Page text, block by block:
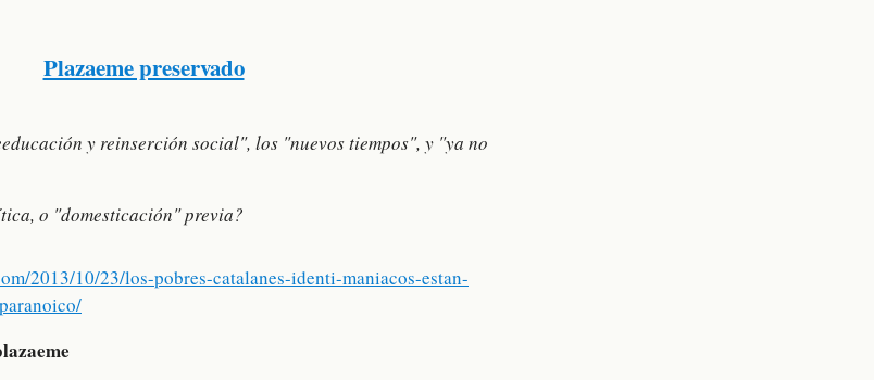
Plazaeme preservado
y reinserción social", los "nuevos tiempos", y "ya no
o "domesticación" previa?
2013/10/23/los-pobres-catalanes-identi-maniacos-estan-